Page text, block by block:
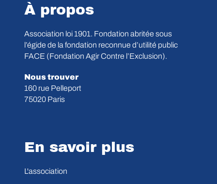
À propos
Association loi 1901. Fondation abritée sous
l’égide de la fondation reconnue d’utilité public
FACE (Fondation Agir Contre l’Exclusion).
Nous trouver
160 rue Pelleport
75020 Paris
En savoir plus
L'association